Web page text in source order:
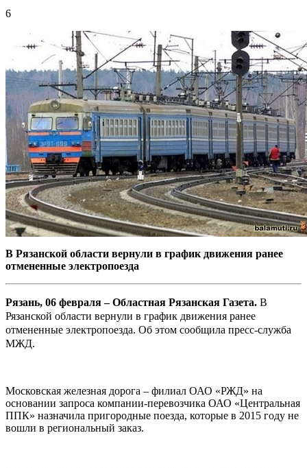
6
В Рязанской области вернули в график движения ранее
отмененные электропоезда
Рязань, 06 февраля – Областная Рязанская Газета. В
Рязанской области вернули в график движения ранее
отмененные электропоезда. Об этом сообщила пресс-служба
МЖД.
Московская железная дорога – филиал ОАО «РЖД» на
основании запроса компании-перевозчика ОАО «Центральная
ППК» назначила пригородные поезда, которые в 2015 году не
вошли в региональный заказ.